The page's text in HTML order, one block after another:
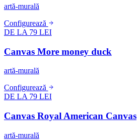
artă-murală
Configurează
DE LA 79 LEI
Canvas More money duck
artă-murală
Configurează
DE LA 79 LEI
Canvas Royal American Canvas
artă-murală